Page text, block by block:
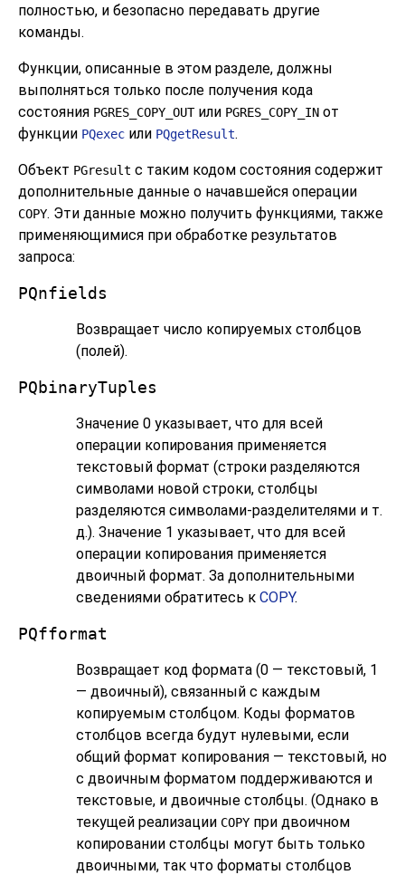
полностью, и безопасно передавать другие
команды.
Функции, описанные в этом разделе, должны
выполняться только после получения кода
состояния PGRES_COPY_OUTили PGRES_COPY_IN от
функции PQexec или PQgetResult.
Объект PGresult с таким кодом состояния содержит
дополнительные данные о начавшейся операции
COPY. Эти данные можно получить функциями, также
применяющимися при обработке результатов
запроса:
PQnfields
Возвращает число копируемых столбцов
(полей).
PQbinaryTuples
Значение 0 указывает, что для всей
операции копирования применяется
текстовый формат (строки разделяются
символами новой строки, столбцы
разделяются символами-разделителями и т.
д.). Значение 1 указывает, что для всей
операции копирования применяется
двоичный формат. За дополнительными
сведениями обратитесь к COPY.
PQfformat
Возвращает код формата (0 — текстовый, 1
— двоичный), связанный с каждым
копируемым столбцом. Коды форматов
столбцов всегда будут нулевыми, если
общий формат копирования — текстовый, но
с двоичным форматом поддерживаются и
текстовые, и двоичные столбцы. (Однако в
текущей реализации COPY при двоичном
копировании столбцы могут быть только
двоичными, так что форматы столбцов